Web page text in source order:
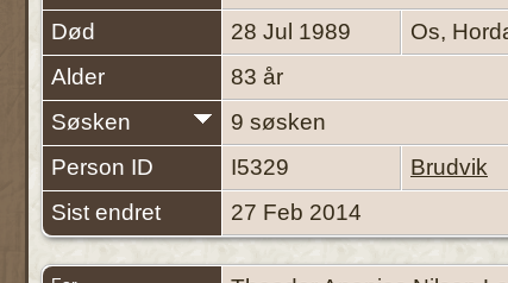
Død
28 Jul 1989
Os,
Alder
83 år
Søsken
9 søsken
Person ID
I5329
Brudvik
Sist endret
27 Feb 2014